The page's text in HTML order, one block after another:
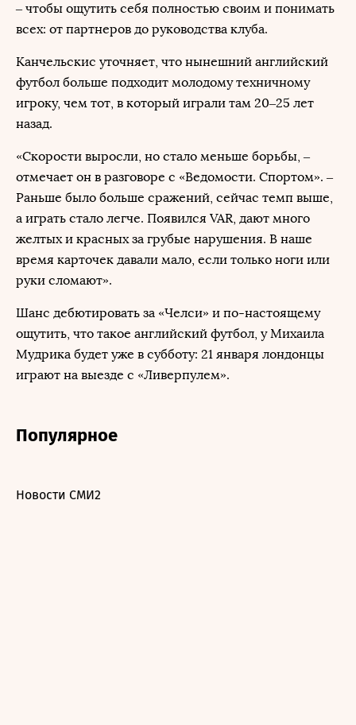
– чтобы ощутить себя полностью своим и понимать
всех: от партнеров до руководства клуба.
Канчельскис уточняет, что нынешний английский
футбол больше подходит молодому техничному
игроку, чем тот, в который играли там 20–25 лет
назад.
«Скорости выросли, но стало меньше борьбы, –
отмечает он в разговоре с «Ведомости. Спортом». –
Раньше было больше сражений, сейчас темп выше,
а играть стало легче. Появился VAR, дают много
желтых и красных за грубые нарушения. В наше
время карточек давали мало, если только ноги или
руки сломают».
Шанс дебютировать за «Челси» и по-настоящему
ощутить, что такое английский футбол, у Михаила
Мудрика будет уже в субботу: 21 января лондонцы
играют на выезде с «Ливерпулем».
Популярное
Новости СМИ2